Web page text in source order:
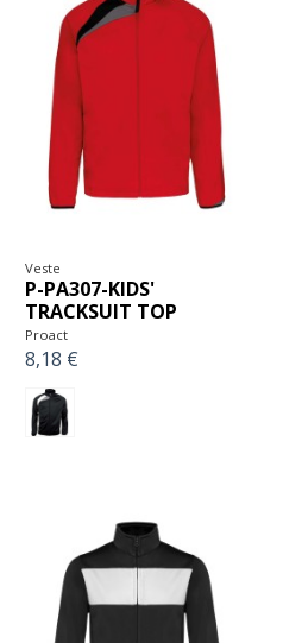
Veste
P-PA307-KIDS'
TRACKSUIT TOP
Proact
8,18 €